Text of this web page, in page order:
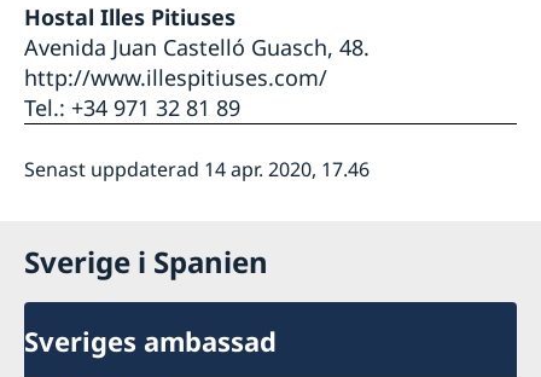
Hostal Illes Pitiuses
Avenida Juan Castelló Guasch, 48.
http://www.illespitiuses.com/
Tel.: +34 971 32 81 89
Senast uppdaterad 14 apr. 2020, 17.46
Sverige i Spanien
Sveriges ambassad